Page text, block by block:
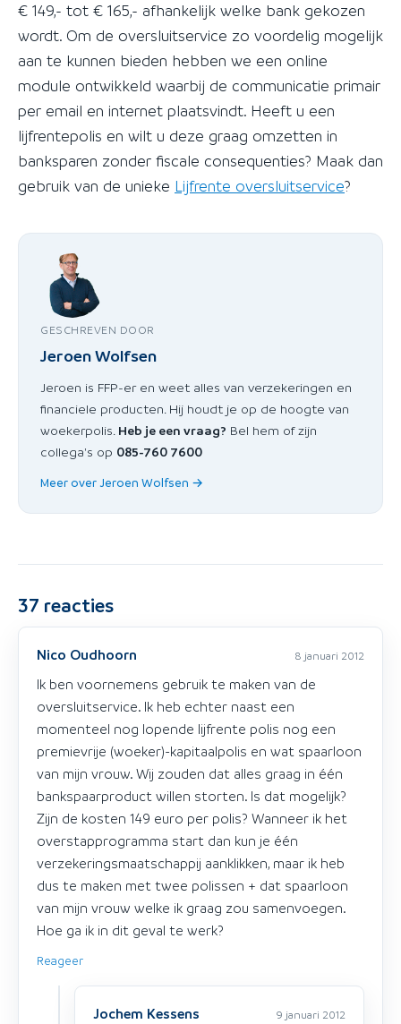
€ 149,- tot € 165,- afhankelijk welke bank gekozen
wordt. Om de oversluitservice zo voordelig mogelijk
aan te kunnen bieden hebben we een online
module ontwikkeld waarbij de communicatie primair
per email en internet plaatsvindt. Heeft u een
lijfrentepolis en wilt u deze graag omzetten in
banksparen zonder fiscale consequenties? Maak dan
gebruik van de unieke Lijfrente oversluitservice?
GESCHREVEN DOOR
Jeroen Wolfsen
Jeroen is FFP-er en weet alles van verzekeringen en
financiele producten. Hij houdt je op de hoogte van
woekerpolis. Heb je een vraag? Bel hem of zijn
collega's op 085-760 7600
Meer over Jeroen Wolfsen →
37 reacties
Nico Oudhoorn 8 januari 2012
Ik ben voornemens gebruik te maken van de
oversluitservice. Ik heb echter naast een
momenteel nog lopende lijfrente polis nog een
premievrije (woeker)-kapitaalpolis en wat spaarloon
van mijn vrouw. Wij zouden dat alles graag in één
bankspaarproduct willen storten. Is dat mogelijk?
Zijn de kosten 149 euro per polis? Wanneer ik het
overstapprogramma start dan kun je één
verzekeringsmaatschappij aanklikken, maar ik heb
dus te maken met twee polissen + dat spaarloon
van mijn vrouw welke ik graag zou samenvoegen.
Hoe ga ik in dit geval te werk?
Reageer
Jochem Kessens 9 januari 2012